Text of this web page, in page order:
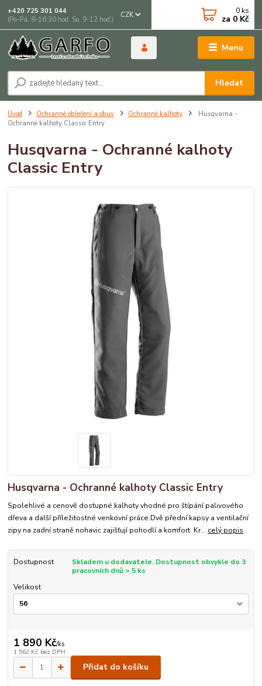
Menu
CZK
Hledat
+420 725 301 044
(Po-Pá, 8-16:30 hod. So, 9-12 hod.)
0 ks
za 0 Kč
Úvod Ochranné oblečení a obuv Ochranné kalhoty
Husqvarna -
Ochranné kalhoty Classic Entry
Husqvarna - Ochranné kalhoty
Classic Entry
Husqvarna - Ochranné kalhoty Classic Entry
Spolehlivé a cenově dostupné kalhoty vhodné pro štípání palivového
dřeva a další příležitostné venkovní práce.Dvě přední kapsy a ventilační
zipy na zadní straně nohavic zajišťují pohodlí a komfort. Kr... celý popis
Dostupnost
Skladem u dodavatele. Dostupnost obvykle do 3
pracovních dnů > 5 ks
Velikost
1 890 Kč/ks
1 562 Kč bez DPH
Přidat do košíku